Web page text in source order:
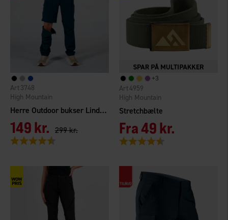
Herre Outdoor bukser Lindö Zip-off
High Mountain
3748
149 kr. 299 kr.
Vurdering:
+3
Stretchbælte
High Mountain
4959
Fra49 kr.
Vurdering: